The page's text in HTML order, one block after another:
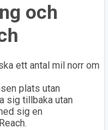
och
ett antal mil norr om
plats utan
sig tillbaka utan
sig en